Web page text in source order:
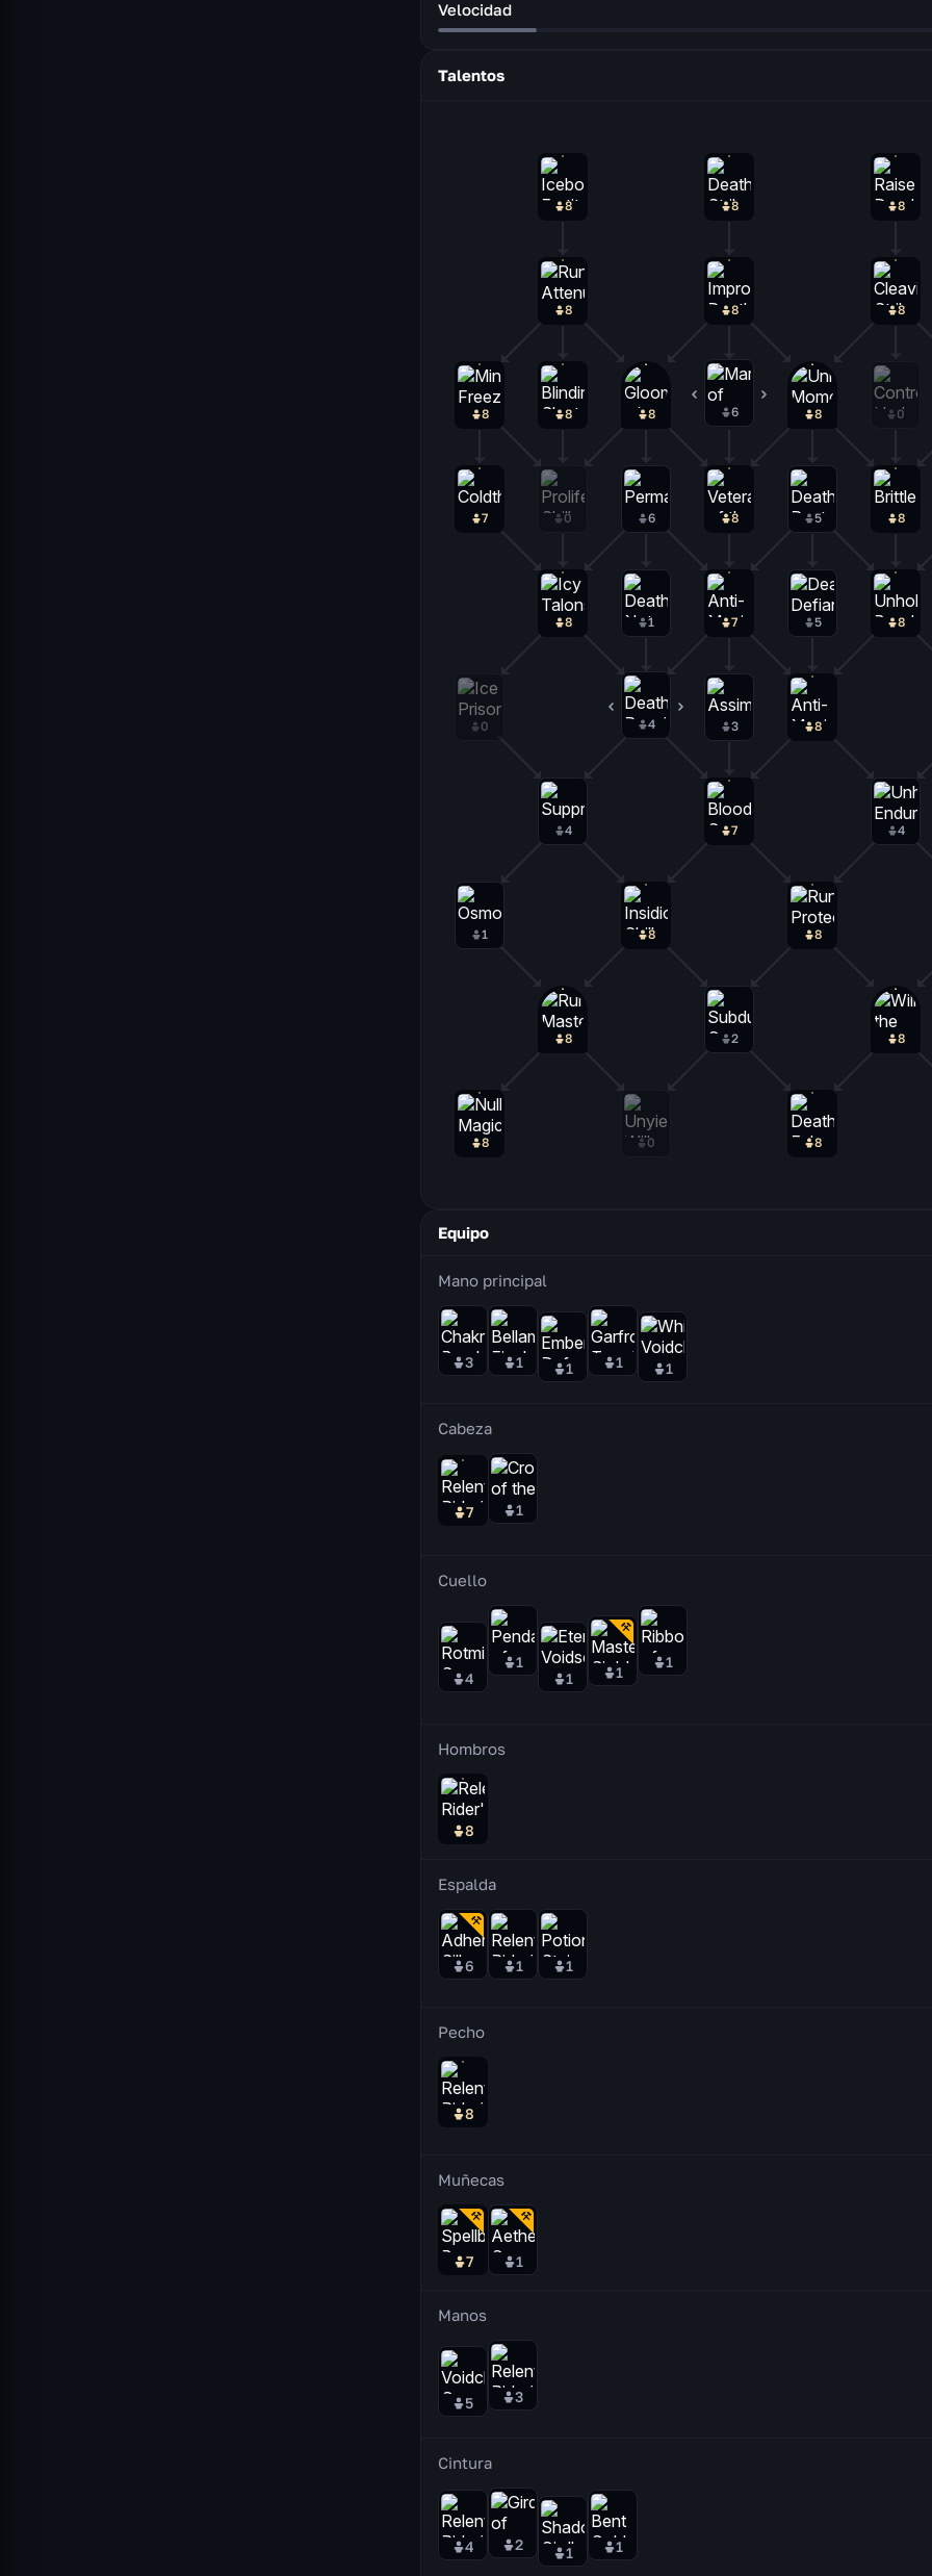
Velocidad
Talentos
8
8
8
8
8
8
8
8
8
8
8
8
8
8
8
8
8
8
8
8
8
7
7
7
6
6
5
5
4
4
4
3
2
1
1
0
0
0
0
Equipo
Mano principal
3 1 1 1 1
Cabeza
7 1
Cuello
4
1
1
1
1
Hombros
8
Espalda
6 1 1
Pecho
8
Muñecas
7 1
Manos
5 3
Cintura
4 2 1 1